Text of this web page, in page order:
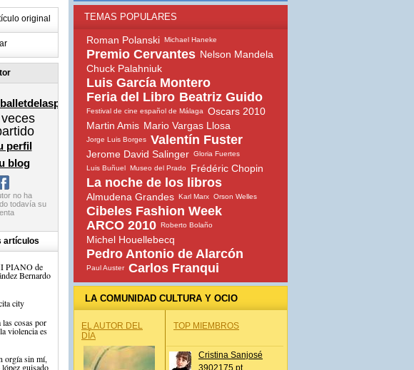
original
veces
perfil
blog
artículos
PIANO de
Bernardo
city
cosas por
violencia es
orgía sin mí,
guisado
TEMAS POPULARES
Roman Polanski Michael Haneke
Premio Cervantes Nelson Mandela
Chuck Palahniuk
Luis García Montero
Feria del Libro Beatriz Guido
Festival de cine español de Málaga
Oscars 2010
Martin Amis Mario Vargas Llosa
Jorge Luis Borges Valentín Fuster
Jerome David Salinger Gloria Fuertes
Luis Buñuel Museo del Prado Frédéric Chopin
La noche de los libros
Almudena Grandes Karl Marx Orson Welles
Cibeles Fashion Week
ARCO 2010 Roberto Bolaño
Michel Houellebecq
Pedro Antonio de Alarcón
Paul Auster Carlos Franqui
LA COMUNIDAD CULTURA Y OCIO
EL AUTOR DEL
DÍA
TOP MIEMBROS
Cristina Sanjosé
3902175 pt